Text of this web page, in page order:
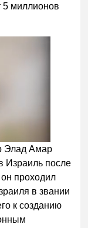
5 миллионов
Элад Амар
Израиль после
проходил
в звании
к созданию